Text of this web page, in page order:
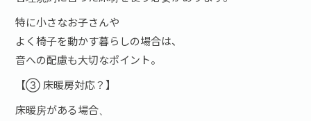
特に小さなお子さんや
よく椅子を動かす暮らしの場合は、
音への配慮も大切なポイント。
【③ 床暖房対応？】
床暖房がある場合、